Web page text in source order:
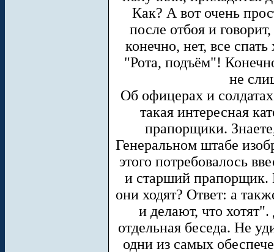
Как? А вот очень
после отбоя и
конечно, нет, все
"Рота, подъём"!
не
Об офицерах и
такая интересная
прапорщики.
Генеральном штабе
этого потребовалось
и старший прапорщик.
они ходят? Ответ: а
и делают, что
отдельная беседа. Не
одни из самых